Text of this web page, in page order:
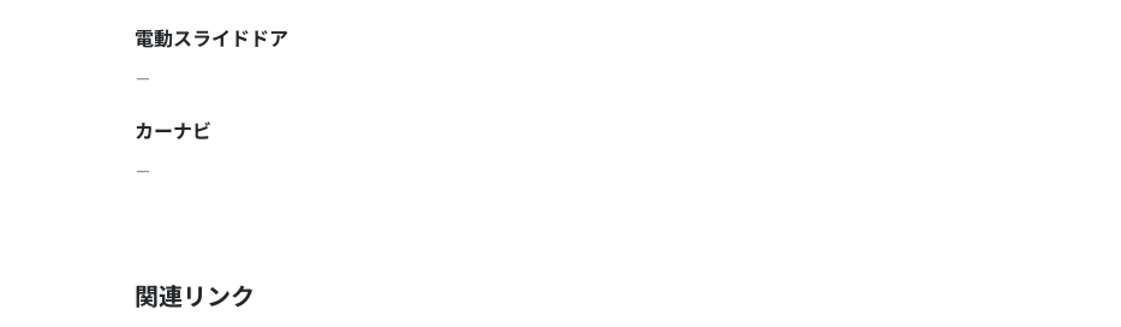
電動スライドドア
－
カーナビ
－
関連リンク